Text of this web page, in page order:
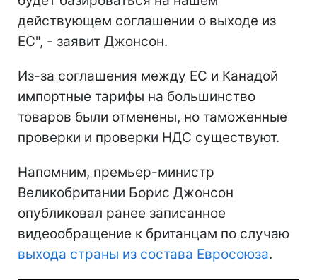
действующем соглашении о выходе из
ЕС", - заявит Джонсон.
Из-за соглашения между ЕС и Канадой
импортные тарифы на большинство
товаров были отменены, но таможенные
проверки и проверки НДС существуют.
Напомним, премьер-министр
Великобритании Борис Джонсон
опубликовал ранее записанное
видеообращение к британцам по случаю
выхода страны из состава Евросоюза.